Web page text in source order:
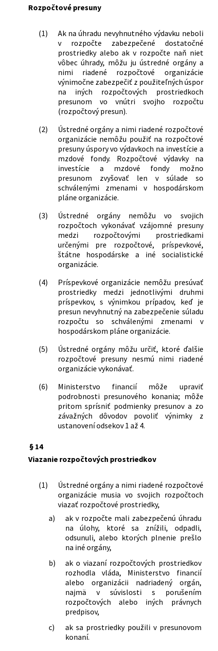
Rozpočtové presuny
(1)
Ak na úhradu nevyhnutného výdavku neboli
v rozpočte zabezpečené dostatočné
prostriedky alebo ak v rozpočte naň niet
vôbec úhrady, môžu ju ústredné orgány a
nimi riadené rozpočtové organizácie
výnimočne zabezpečiť z použiteľných úspor
na iných rozpočtových prostriedkoch
presunom vo vnútri svojho rozpočtu
(rozpočtový presun).
(2)
Ústredné orgány a nimi riadené rozpočtové
organizácie nemôžu použiť na rozpočtové
presuny úspory vo výdavkoch na investície a
mzdové fondy. Rozpočtové výdavky na
investície a mzdové fondy možno
presunom zvyšovať len v súlade so
schválenými zmenami v hospodárskom
pláne organizácie.
(3)
Ústredné orgány nemôžu vo svojich
rozpočtoch vykonávať vzájomné presuny
medzi rozpočtovými prostriedkami
určenými pre rozpočtové, príspevkové,
štátne hospodárske a iné socialistické
organizácie.
(4)
Príspevkové organizácie nemôžu presúvať
prostriedky medzi jednotlivými druhmi
príspevkov, s výnimkou prípadov, keď je
presun nevyhnutný na zabezpečenie súladu
rozpočtu so schválenými zmenami v
hospodárskom pláne organizácie.
(5)
Ústredné orgány môžu určiť, ktoré ďalšie
rozpočtové presuny nesmú nimi riadené
organizácie vykonávať.
(6)
Ministerstvo financií môže upraviť
podrobnosti presunového konania; môže
pritom sprísniť podmienky presunov a zo
závažných dôvodov povoliť výnimky z
ustanovení odsekov 1 až 4.
§ 14
Viazanie rozpočtových prostriedkov
(1)
Ústredné orgány a nimi riadené rozpočtové
organizácie musia vo svojich rozpočtoch
viazať rozpočtové prostriedky,
a)
ak v rozpočte mali zabezpečenú úhradu
na úlohy, ktoré sa znížili, odpadli,
odsunuli, alebo ktorých plnenie prešlo
na iné orgány,
b)
ak o viazaní rozpočtových prostriedkov
rozhodla vláda, Ministerstvo financií
alebo organizácii nadriadený orgán,
najmä v súvislosti s porušením
rozpočtových alebo iných právnych
predpisov,
c)
ak sa prostriedky použili v presunovom
konaní.